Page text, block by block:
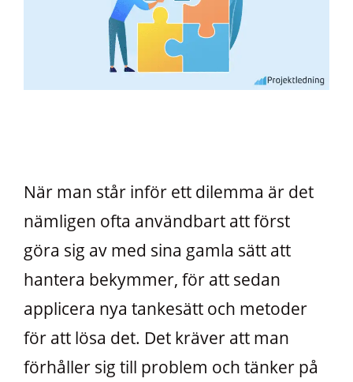
När man står inför ett dilemma är det
nämligen ofta användbart att först
göra sig av med sina gamla sätt att
hantera bekymmer, för att sedan
applicera nya tankesätt och metoder
för att lösa det. Det kräver att man
förhåller sig till problem och tänker på